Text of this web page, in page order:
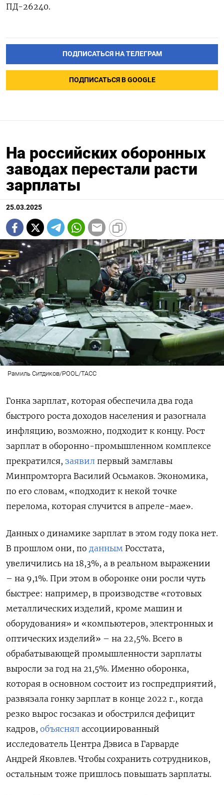
ПД-26240.
ПОДПИСАТЬСЯ НА ТЕЛЕГРАМ
ПОДПИСАТЬСЯ В GOOGLE
На российских оборонных
заводах перестали расти
зарплаты
25.03.2025
Рамиль Ситдиков/POOL/ТАСС
Гонка зарплат, которая обеспечила два года
быстрого роста доходов населения и разогнала
инфляцию, возможно, подходит к концу. Рост
зарплат в оборонно-промышленном комплексе
прекратился, заявил первый замглавы
Минпромторга Василий Осьмаков. Экономика,
по его словам, «подходит к некой точке
перелома, которая случится в апреле-мае».
Данных о динамике зарплат в этом году пока нет.
В прошлом они, по данным Росстата,
увеличились на 18,3%, а в реальном выражении
– на 9,1%. При этом в оборонке они росли чуть
быстрее: например, в производстве «готовых
металлических изделий, кроме машин и
оборудования» и «компьютеров, электронных и
оптических изделий» – на 22,5%. Всего в
обрабатывающей промышленности зарплаты
выросли за год на 21,5%. Именно оборонка,
которая в основном состоит из госпредприятий,
развязала гонку зарплат в конце 2022 г., когда
резко вырос госзаказ и обострился дефицит
кадров, объяснял ассоциированный
исследователь Центра Дэвиса в Гарварде
Андрей Яковлев. Чтобы сохранить сотрудников,
остальным тоже пришлось повышать зарплаты.